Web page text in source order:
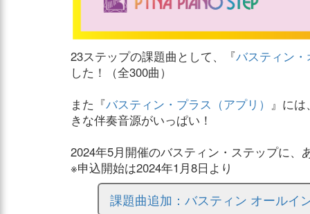
23ステップの課題曲として、『バスティン
した！（全300曲）
また『バスティン・プラス（アプリ）
』に
きな伴奏音源がいっぱい！
2024年5月開催のバスティン・ステップに、
※申込開始は2024年1月8日より
課題曲追加：バスティン オールイ